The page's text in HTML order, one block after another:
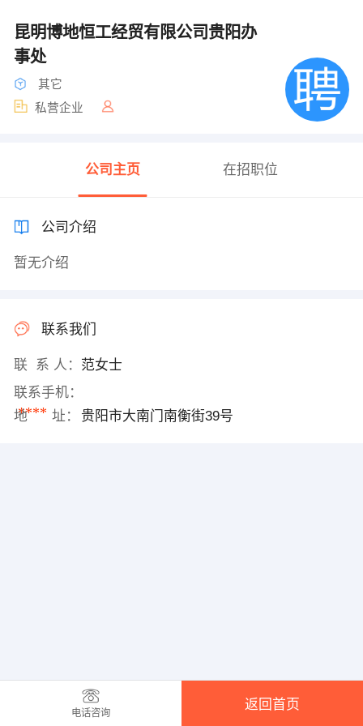
昆明博地恒工经贸有限公司贵阳办
事处
其它
私营企业
公司主页 在招职位
公司介绍
暂无介绍
联系我们
联 系 人： 范女士
联系手机：
****
地 址： 贵阳市大南门南衡街39号
电话咨询
返回首页